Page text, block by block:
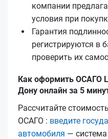
компании
условия при
Гарантия
регистрируются в
проверить их
Как оформить ОСАГО
Дону онлайн за 5
Рассчитайте
ОСАГО : введите
автомобиля —